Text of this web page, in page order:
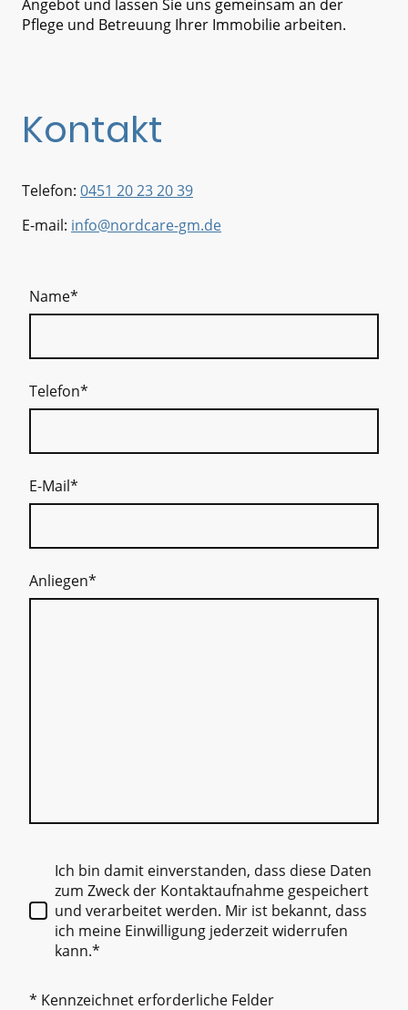
Angebot und lassen Sie uns gemeinsam an der
Pflege und Betreuung Ihrer Immobilie arbeiten.
Kontakt
Telefon: 0451 20 23 20 39
E-mail: info@nordcare-gm.de
Name*
Telefon*
E-Mail*
Anliegen*
Ich bin damit einverstanden, dass diese Daten
zum Zweck der Kontaktaufnahme gespeichert
und verarbeitet werden. Mir ist bekannt, dass
ich meine Einwilligung jederzeit widerrufen
kann.*
* Kennzeichnet erforderliche Felder